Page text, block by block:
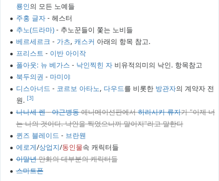
룡인의 모든 노예들
주홍 글자- 헤스터
추노(드라마)- 추노꾼들이 쫓는 노비들
베르세르크 - 가츠, 캐스커 아래의 항목 참고.
프리스트 - 이반 아이작
폴아웃: 뉴 베가스 - 낙인찍힌 자비유적의미의 낙인. 항목참고
북두의권 - 마미야
디스아너드 - 코르보 아타노, 다우드를 비롯한 방관자의 계약자 전
원. [3]
나나세 렌-야근병동애니메이션판에서히라사카 류지가 "이제 너
는 나의 것이다. 낙인을 찍었으니까 말이지"라고 말한다
퀸즈 블레이드 - 브란웬
에로게/상업지/동인물속 캐릭터들
이말년만화의 대부분의 캐릭터들
스마트폰